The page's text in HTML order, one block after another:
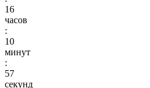
16
часов
:
10
минут
:
56
секунд